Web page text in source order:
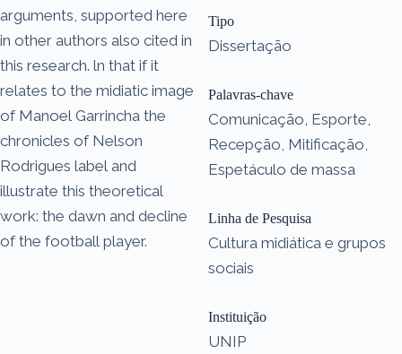
arguments, supported here
in other authors also cited in
this research. ln that if it
relates to the midiatic image
of Manoel Garrincha the
chronicles of Nelson
Rodrigues label and
illustrate this theoretical
work: the dawn and decline
of the football player.
Tipo
Dissertação
Palavras-chave
Comunicação, Esporte,
Recepção, Mitificação,
Espetáculo de massa
Linha de Pesquisa
Cultura midiática e grupos
sociais
Instituição
UNIP